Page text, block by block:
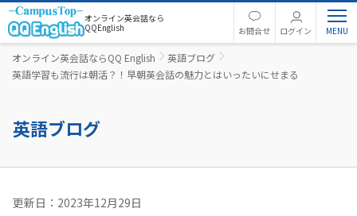
オンライン英会話なら
QQEnglish
お問合せ ログイン
オンライン英会話ならQQ English
英語ブログ
英語学習も流行は朝活？！早朝英会話の魅力とはいったいにせまる
英語ブログ
更新日：2023年12月29日